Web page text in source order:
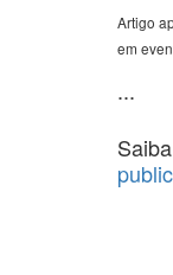
Artigo
em
...